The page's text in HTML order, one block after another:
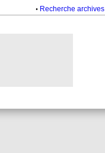
. Recherche archives